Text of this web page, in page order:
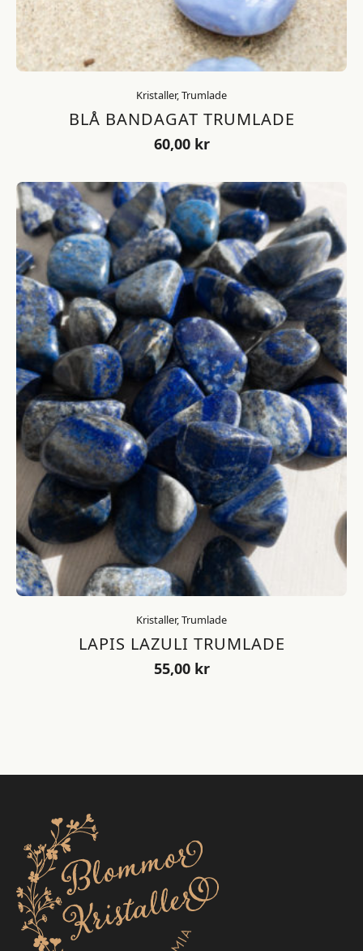
Kristaller, Trumlade
BLÅ BANDAGAT TRUMLADE
60,00 kr
Kristaller, Trumlade
LAPIS LAZULI TRUMLADE
55,00 kr